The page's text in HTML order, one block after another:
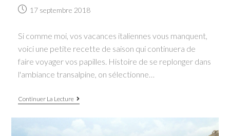
Post17 septembre 2018
Si comme moi, vos vacances italiennes vous manquent,
voici une petite recette de saison qui continuera de
faire voyager vos papilles. Histoire de se replonger dans
l'ambiance transalpine, on sélectionne…
Continuer La Lecture
Envie
salade